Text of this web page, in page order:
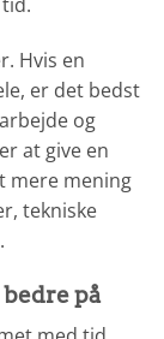
Hvis en
er det bedst
og
at give en
mere mening
tekniske
på